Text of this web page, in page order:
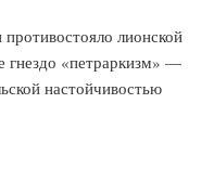
противостояло лионской
гнездо «петраркизм» —
настойчивостью